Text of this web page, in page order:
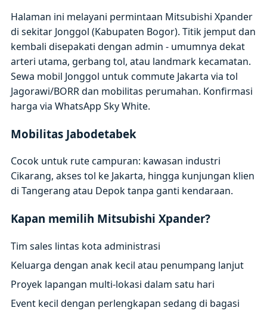
Halaman ini melayani permintaan Mitsubishi Xpander
di sekitar Jonggol (Kabupaten Bogor). Titik jemput dan
kembali disepakati dengan admin - umumnya dekat
arteri utama, gerbang tol, atau landmark kecamatan.
Sewa mobil Jonggol untuk commute Jakarta via tol
Jagorawi/BORR dan mobilitas perumahan. Konfirmasi
harga via WhatsApp Sky White.
Mobilitas Jabodetabek
Cocok untuk rute campuran: kawasan industri
Cikarang, akses tol ke Jakarta, hingga kunjungan klien
di Tangerang atau Depok tanpa ganti kendaraan.
Kapan memilih Mitsubishi Xpander?
Tim sales lintas kota administrasi
Keluarga dengan anak kecil atau penumpang lanjut
Proyek lapangan multi-lokasi dalam satu hari
Event kecil dengan perlengkapan sedang di bagasi